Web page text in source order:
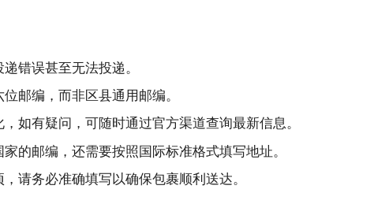
错误甚至无法投递。
邮编，而非区县通用邮编。
如有疑问，可随时通过官方渠道查询最新信息。
的邮编，还需要按照国际标准格式填写地址。
请务必准确填写以确保包裹顺利送达。